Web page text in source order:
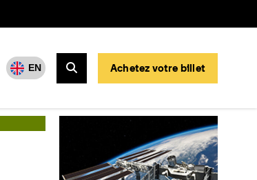
EN
Rechercher
Achetez votre billet